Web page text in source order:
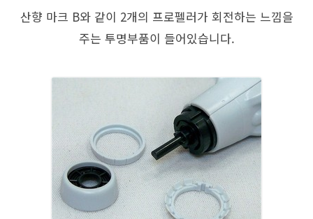
산향 마크 B와 같이 2개의 프로펠러가 회전하는 느낌을
주는 투명부품이 들어있습니다.